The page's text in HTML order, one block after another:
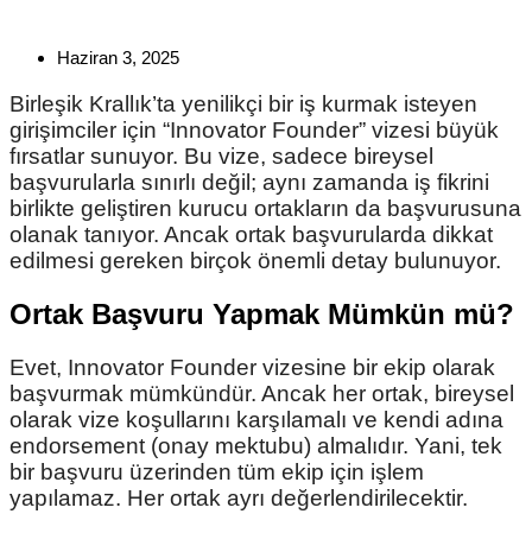
Haziran 3, 2025
Birleşik Krallık’ta yenilikçi bir iş kurmak isteyen
girişimciler için “Innovator Founder” vizesi büyük
fırsatlar sunuyor. Bu vize, sadece bireysel
başvurularla sınırlı değil; aynı zamanda iş fikrini
birlikte geliştiren kurucu ortakların da başvurusuna
olanak tanıyor. Ancak ortak başvurularda dikkat
edilmesi gereken birçok önemli detay bulunuyor.
Ortak Başvuru Yapmak Mümkün mü?
Evet, Innovator Founder vizesine bir ekip olarak
başvurmak mümkündür. Ancak her ortak, bireysel
olarak vize koşullarını karşılamalı ve kendi adına
endorsement (onay mektubu) almalıdır. Yani, tek
bir başvuru üzerinden tüm ekip için işlem
yapılamaz. Her ortak ayrı değerlendirilecektir.